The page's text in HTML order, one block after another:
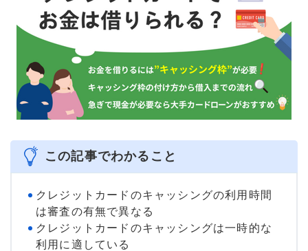
と事実に基づいた信頼性の高い情報発信を心がけている。
＞＞公式ページ
この記事でわかること
クレジットカードのキャッシングの利用時間
は審査の有無で異なる
クレジットカードのキャッシングは一時的な
利用に適している